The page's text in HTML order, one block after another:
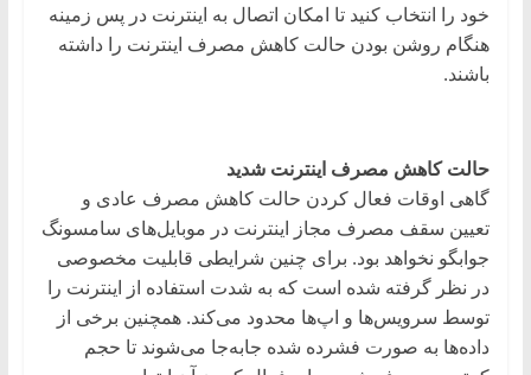
خود را انتخاب کنید تا امکان اتصال به اینترنت در پس زمینه
هنگام روشن بودن حالت کاهش مصرف اینترنت را داشته
باشند.
حالت کاهش مصرف اینترنت شدید
گاهی اوقات فعال کردن حالت کاهش مصرف عادی و
تعیین سقف مصرف مجاز اینترنت در موبایل‌های سامسونگ
جوابگو نخواهد بود. برای چنین شرایطی قابلیت مخصوصی
در نظر گرفته شده است که به شدت استفاده از اینترنت را
توسط سرویس‌ها و اپ‌ها محدود می‌کند. همچنین برخی از
داده‌ها به صورت فشرده شده جابه‌جا می‌شوند تا حجم